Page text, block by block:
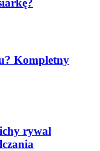
Kompletny
rywal